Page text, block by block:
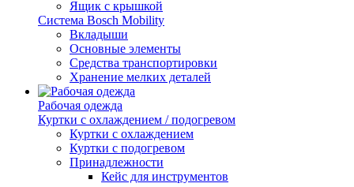
Ящик с крышкой
Система Bosch Mobility
Вкладыши
Основные элементы
Средства транспортировки
Хранение мелких деталей
Рабочая одежда
Куртки с охлаждением / подогревом
Куртки с охлаждением
Куртки с подогревом
Принадлежности
Кейс для инструментов